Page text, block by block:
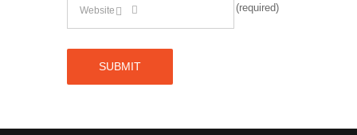
(required)